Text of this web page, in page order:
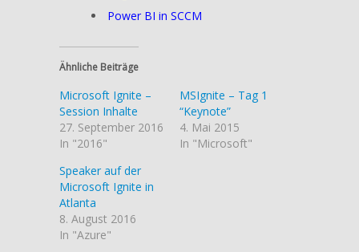
Power BI in SCCM
Ähnliche Beiträge
Microsoft Ignite –
Session Inhalte
27. September 2016
In "2016"
MSIgnite – Tag 1
“Keynote”
4. Mai 2015
In "Microsoft"
Speaker auf der
Microsoft Ignite in
Atlanta
8. August 2016
In "Azure"